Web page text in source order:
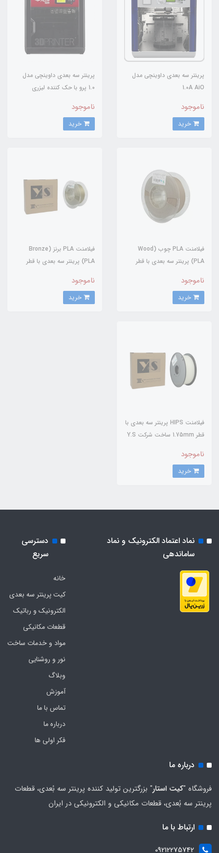
پرینتر سه بعدی داوینچی مدل
1.0A AiO
ناموجود
پرینتر سه بعدی داوینچی مدل
1.0 پرو با حک کننده لیزری
ناموجود
فیلامنت PLA چوب (Wood
PLA) پرینتر سه بعدی با قطر
ناموجود
فیلامنت PLA برنز (Bronze
PLA) پرینتر سه بعدی با قطر
ناموجود
فیلامنت HIPS پرینتر سه بعدی با
قطر 1.75mm ساخت شرکت Y.S
ناموجود
نماد اعتماد الکترونیک و نماد
ساماندهی
دسترسی
سریع
خانه
کیت پرینتر سه بعدی
الکترونیک و رباتیک
قطعات مکانیکی
مواد و خدمات ساخت
نور و روشنایی
وبلاگ
آموزش
تماس با ما
درباره ما
فکر اولی ها
درباره ما
فروشگاه "کیت استار" بزرگترین تولید کننده پرینتر سه بُعدی، قطعات
پرینتر سه بُعدی، قطعات مکانیکی و الکترونیکی در ایران
ارتباط با ما
09212275742